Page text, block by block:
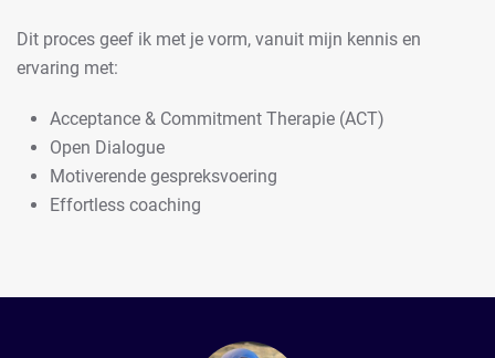
Dit proces geef ik met je vorm, vanuit mijn kennis en
ervaring met:
Acceptance & Commitment Therapie (ACT)
Open Dialogue
Motiverende gespreksvoering
Effortless coaching